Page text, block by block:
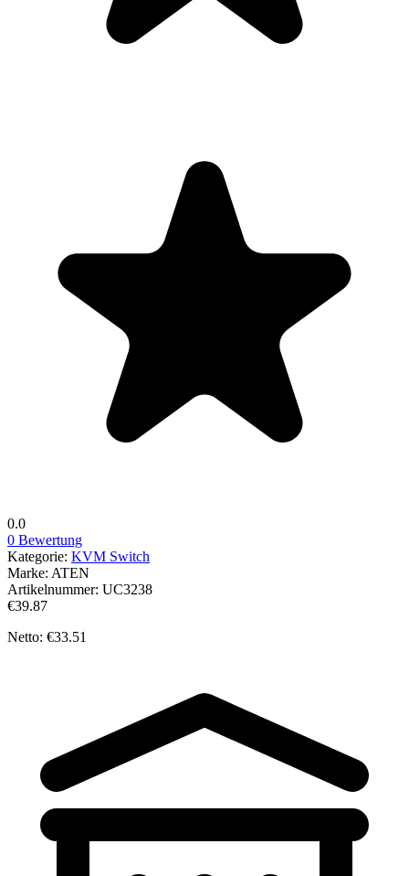
0.0
0 Bewertung
Kategorie: KVM Switch
Marke: ATEN
Artikelnummer: UC3238
€39.87
Netto: €33.51